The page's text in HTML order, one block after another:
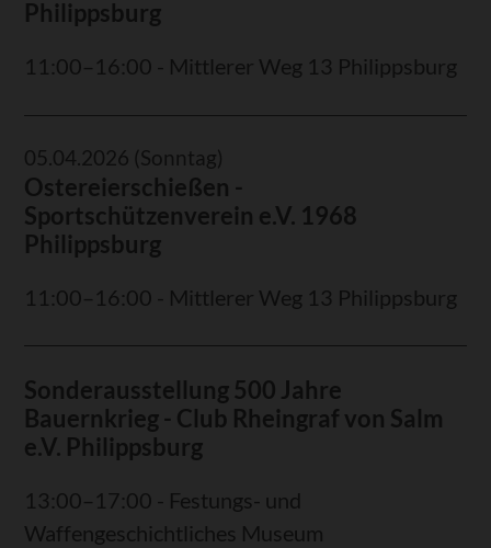
Philippsburg
11:00–16:00 - Mittlerer Weg 13 Philippsburg
05.04.2026 (Sonntag)
Ostereierschießen -
Sportschützenverein e.V. 1968
Philippsburg
11:00–16:00 - Mittlerer Weg 13 Philippsburg
Sonderausstellung 500 Jahre
Bauernkrieg - Club Rheingraf von Salm
e.V. Philippsburg
13:00–17:00 - Festungs- und
Waffengeschichtliches Museum